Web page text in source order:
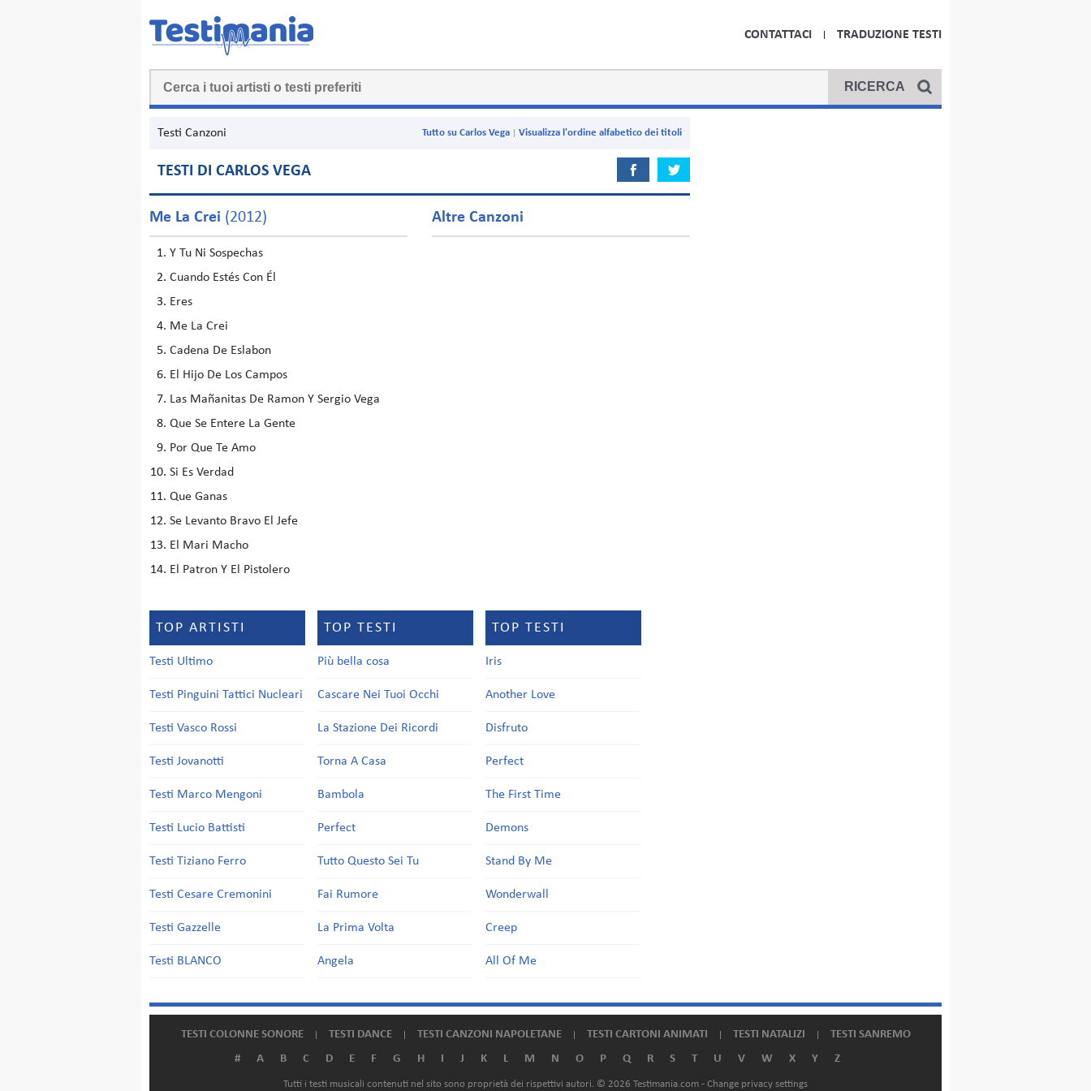
CONTATTACI TRADUZIONE TESTI
Testi Canzoni Visualizza l'ordine alfabetico dei titoli
Tutto su Carlos Vega
TESTI DI CARLOS VEGA
Me La Crei (2012)
Y Tu Ni Sospechas
Cuando Estés Con Él
Eres
Me La Crei
Cadena De Eslabon
El Hijo De Los Campos
Las Mañanitas De Ramon Y Sergio Vega
Que Se Entere La Gente
Por Que Te Amo
Si Es Verdad
Que Ganas
Se Levanto Bravo El Jefe
El Mari Macho
El Patron Y El Pistolero
Altre Canzoni
TOP ARTISTI
Testi Ultimo
Testi Pinguini Tattici Nucleari
Testi Vasco Rossi
Testi Jovanotti
Testi Marco Mengoni
Testi Lucio Battisti
Testi Tiziano Ferro
Testi Cesare Cremonini
Testi Gazzelle
Testi BLANCO
TOP TESTI
Più bella cosa
Cascare Nei Tuoi Occhi
La Stazione Dei Ricordi
Torna A Casa
Bambola
Perfect
Tutto Questo Sei Tu
Fai Rumore
La Prima Volta
Angela
TOP TESTI
Iris
Another Love
Disfruto
Perfect
The First Time
Demons
Stand By Me
Wonderwall
Creep
All Of Me
TESTI COLONNE SONORE TESTI DANCE TESTI CANZONI NAPOLETANE TESTI CARTONI ANIMATI TESTI NATALIZI
TESTI SANREMO
#
A B C D E F G H I J K L M N O P Q R S T U V W X Y Z
Tutti i testi musicali contenuti nel sito sono proprietà dei rispettivi autori. © 2026 Testimania.com - Change privacy settings